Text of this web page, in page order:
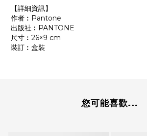
【詳細資訊】
作者︰Pantone
出版社︰PANTONE
尺寸︰26×9 cm
裝訂︰盒裝
您可能喜歡...